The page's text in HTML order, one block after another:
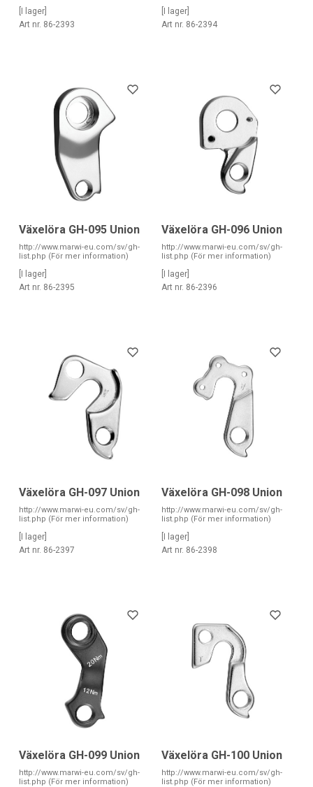
[I lager]
Art nr. 86-2393
[I lager]
Art nr. 86-2394
Växelöra GH-095 Union
http://www.marwi-eu.com/sv/gh-
list.php (För mer information)
[I lager]
Art nr. 86-2395
Växelöra GH-096 Union
http://www.marwi-eu.com/sv/gh-
list.php (För mer information)
[I lager]
Art nr. 86-2396
Växelöra GH-097 Union
http://www.marwi-eu.com/sv/gh-
list.php (För mer information)
[I lager]
Art nr. 86-2397
Växelöra GH-098 Union
http://www.marwi-eu.com/sv/gh-
list.php (För mer information)
[I lager]
Art nr. 86-2398
Växelöra GH-099 Union
http://www.marwi-eu.com/sv/gh-
list.php (För mer information)
Växelöra GH-100 Union
http://www.marwi-eu.com/sv/gh-
list.php (För mer information)